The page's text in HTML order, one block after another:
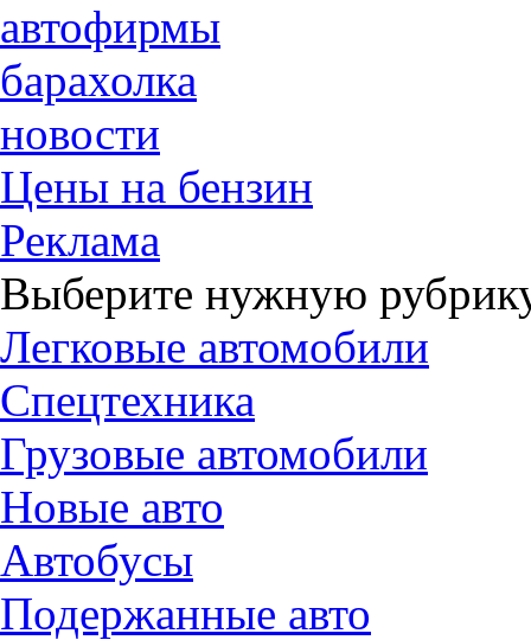
автофирмы
барахолка
новости
Цены на бензин
Реклама
Выберите нужную
Легковые автомобили
Спецтехника
Грузовые автомобили
Новые авто
Автобусы
Подержанные авто